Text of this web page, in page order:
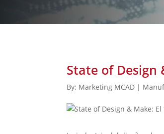
State of
By: Marketing MCAD |